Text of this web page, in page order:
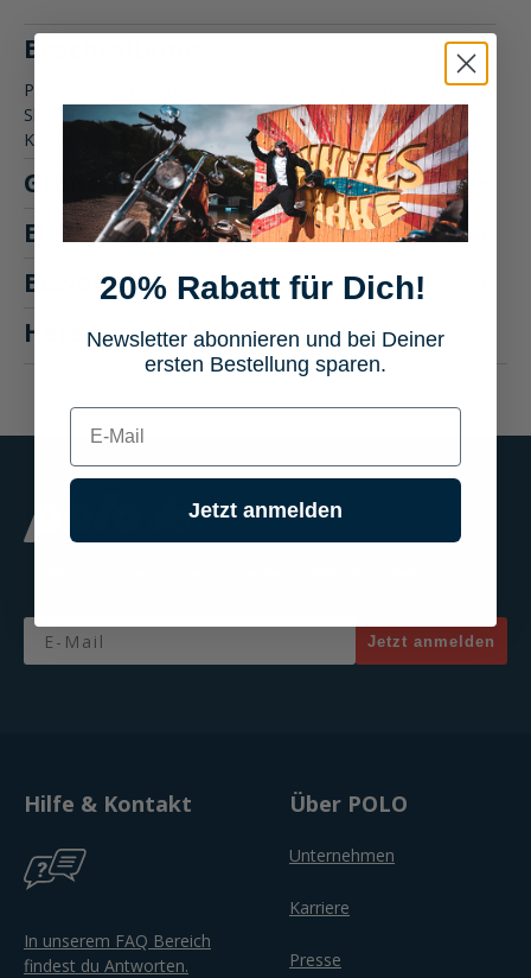
Beschreibung
Produktbeschreibung: Shoei Glamster 06 Motorradhelm Der
Shoei Glamster 06 kombiniert Vintage-Feeling mit modernem
Komfort u…
Mehr
Größentabelle
Eigenschaften
Bewertungen
3
Hersteller "Shoei"
Email
Jetzt anmelden
Hilfe & Kontakt
In unserem FAQ Bereich
findest du Antworten.
Über POLO
Unternehmen
Karriere
Presse
20% Rabatt für Dich!
Newsletter abonnieren und bei Deiner
ersten Bestellung sparen.
E-mail
Jetzt anmelden